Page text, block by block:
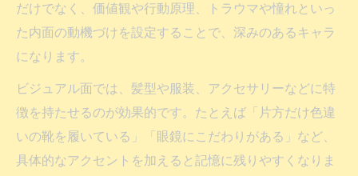
だけでなく、価値観や行動原理、トラウマや憧れといっ
た内面の動機づけを設定することで、深みのあるキャラ
になります。
ビジュアル面では、髪型や服装、アクセサリーなどに特
徴を持たせるのが効果的です。たとえば「片方だけ色違
いの靴を履いている」「眼鏡にこだわりがある」など、
具体的なアクセントを加えると記憶に残りやすくなりま